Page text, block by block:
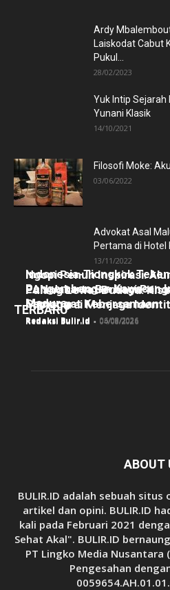
Ardy
Laiskodat Cabut
Pukul...
28/02/2023
Yuk Intip
Yunani Klasik
14/10/2021
Filosofi Moke:
03/06/2022
Advokat Asal
Pertama di
13/11/2022
TERBARU
Indonesia-Tiongkok
Pengembangan Kawasan
Madura
Redaksi Bulir.id - 06/08/2026
Ngopi Penuh Inspirasi:
LAN Jakarta Berbagi
Semangat Kebersamaan
Redaksi Bulir.id - 05/08/2026
Pulang Lewat Budaya:
Manggarai Menjaga
Redaksi Bulir.id - 04/08/2026
ABOUT
BULIR.ID adalah sebuah
artikel dan opini. BULIR.ID
kali pada Februari 2021
Sehat Akal". BULIR.ID
PT Lingko Media Nusantara
Pengesahan